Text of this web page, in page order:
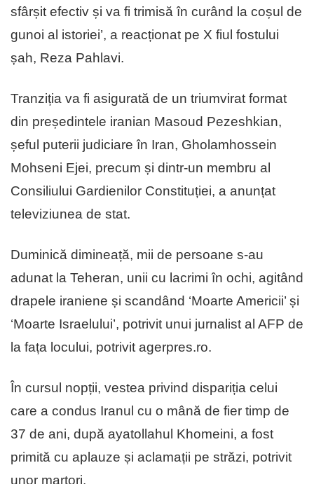
sfârșit efectiv și va fi trimisă în curând la coșul de
gunoi al istoriei’, a reacționat pe X fiul fostului
șah, Reza Pahlavi.
Tranziția va fi asigurată de un triumvirat format
din președintele iranian Masoud Pezeshkian,
șeful puterii judiciare în Iran, Gholamhossein
Mohseni Ejei, precum și dintr-un membru al
Consiliului Gardienilor Constituției, a anunțat
televiziunea de stat.
Duminică dimineață, mii de persoane s-au
adunat la Teheran, unii cu lacrimi în ochi, agitând
drapele iraniene și scandând ‘Moarte Americii’ și
‘Moarte Israelului’, potrivit unui jurnalist al AFP de
la fața locului, potrivit agerpres.ro.
În cursul nopții, vestea privind dispariția celui
care a condus Iranul cu o mână de fier timp de
37 de ani, după ayatollahul Khomeini, a fost
primită cu aplauze și aclamații pe străzi, potrivit
unor martori.